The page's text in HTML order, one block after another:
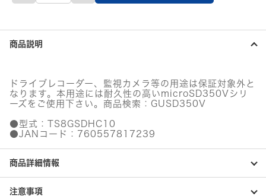
品】
カ
ー
ド
個
商品説明
ドライブレコーダー、監視カメラ等の用途は保証対象外と
なります。本用途には耐久性の高いmicroSD350Vシリ
ーズをご使用下さい。商品検索：GUSD350V
●型式：TS8GSDHC10
●JANコード：760557817239
商品詳細情報
注意事項